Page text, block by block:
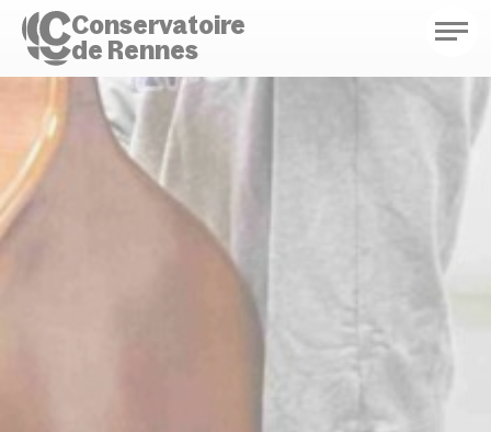
Conservatoire
de Rennes
Conservatoire de Rennes
Enseignements